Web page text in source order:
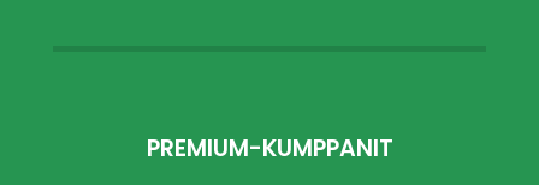
PREMIUM-KUMPPANIT